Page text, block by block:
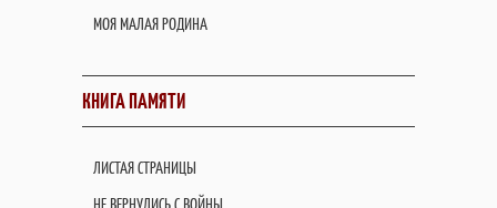
МОЯ МАЛАЯ РОДИНА
КНИГА ПАМЯТИ
ЛИСТАЯ СТРАНИЦЫ